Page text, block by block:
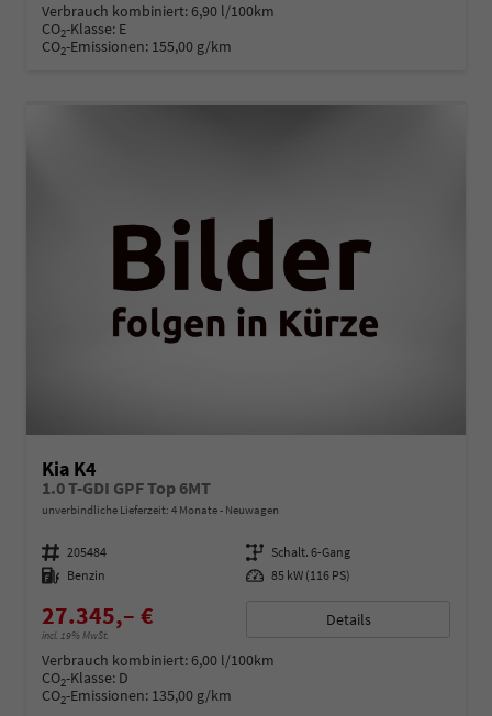
Verbrauch kombiniert:6,90 l/100km
CO2-Klasse: E
CO2-Emissionen: 155,00 g/km
Kia K4
1.0 T-GDI GPF Top 6MT
unverbindliche Lieferzeit: 4 Monate Neuwagen
Fahrzeugnummer 205484 Getriebe Schalt. 6-Gang
Kraftstoff Benzin Leistung 85 kW (116 PS)
27.345,– €
incl. 19% MwSt.
Details
Verbrauch kombiniert:6,00 l/100km
CO2-Klasse: D
CO2-Emissionen: 135,00 g/km